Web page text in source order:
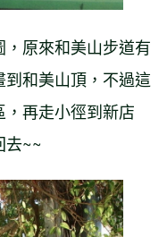
原來和美山步道有
和美山頂，不過這
再走小徑到新店
去~~